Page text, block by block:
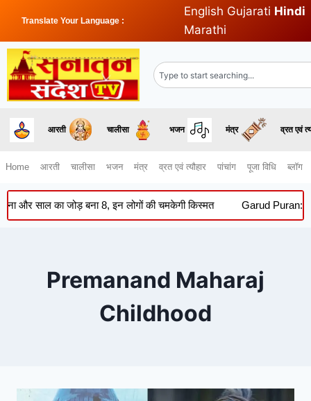
Translate Your Language :
English Gujarati Hindi
Marathi
आरती चालीसा भजन मंत्र व्रत एवं
Home आरती चालीसा भजन मंत्र व्रत एवं त्यौहार पांचांग पूजा विधि ब्लॉग
साल का जोड़ बना 8, इन लोगों की चमकेगी किस्मत Garud Puran:
Premanand Maharaj
Childhood